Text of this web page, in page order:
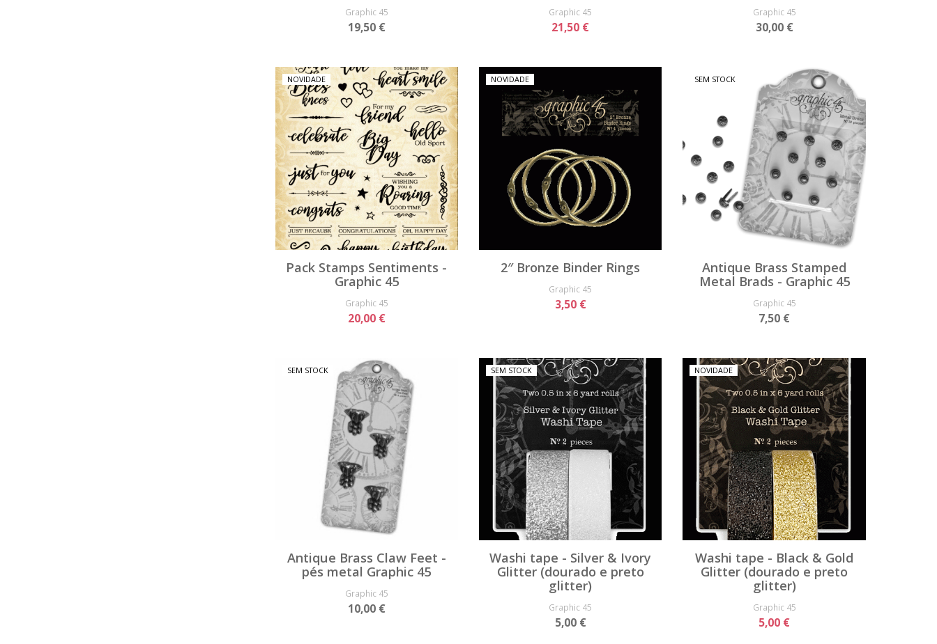
Graphic 45
19,50 €
Graphic 45
21,50 €
Graphic 45
30,00 €
NOVIDADE
Pack Stamps Sentiments -
Graphic 45
Graphic 45
20,00 €
NOVIDADE
2″ Bronze Binder Rings
Graphic 45
3,50 €
SEM STOCK
Antique Brass Stamped
Metal Brads - Graphic 45
Graphic 45
7,50 €
SEM STOCK
Antique Brass Claw Feet -
pés metal Graphic 45
Graphic 45
10,00 €
SEM STOCK
Washi tape - Silver & Ivory
Glitter (dourado e preto
glitter)
Graphic 45
5,00 €
NOVIDADE
Washi tape - Black & Gold
Glitter (dourado e preto
glitter)
Graphic 45
5,00 €